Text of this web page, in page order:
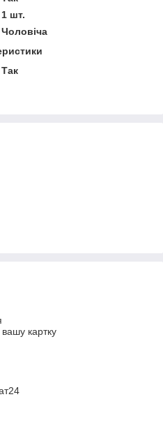
1 шт.
Чоловіча
Так
картку